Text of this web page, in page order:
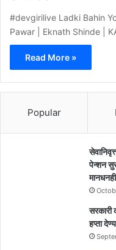
#devgirilive Ladki Bahin
Pawar | Eknath Shinde |
Read More »
Popular
पेन्शन
सरकारी
हप्ता